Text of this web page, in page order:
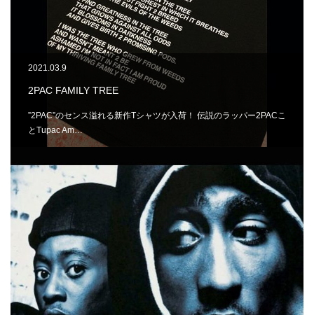
2021.03.9
2PAC FAMILY TREE
”2PAC”のセンス溢れる新作Tシャツが入荷！ 伝説のラッパー2PACこ
とTupac Am…